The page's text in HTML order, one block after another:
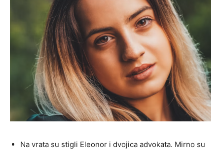
Na vrata su stigli Eleonor i dvojica advokata. Mirno su